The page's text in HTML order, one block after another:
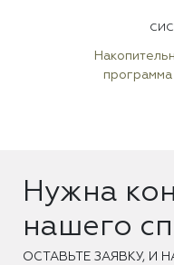
Нужна
нашего
ОCТАВЬТЕ ЗАЯВКУ, И